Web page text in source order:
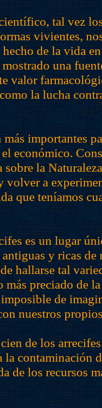
tal vez
vivientes,
de la vida
una
valor
la lucha
importantes
económico.
la
volver a
que teníamos
es un lugar
y ricas de
hallarse tal
preciado de
de
nuestros
de los
contaminación
de los recursos